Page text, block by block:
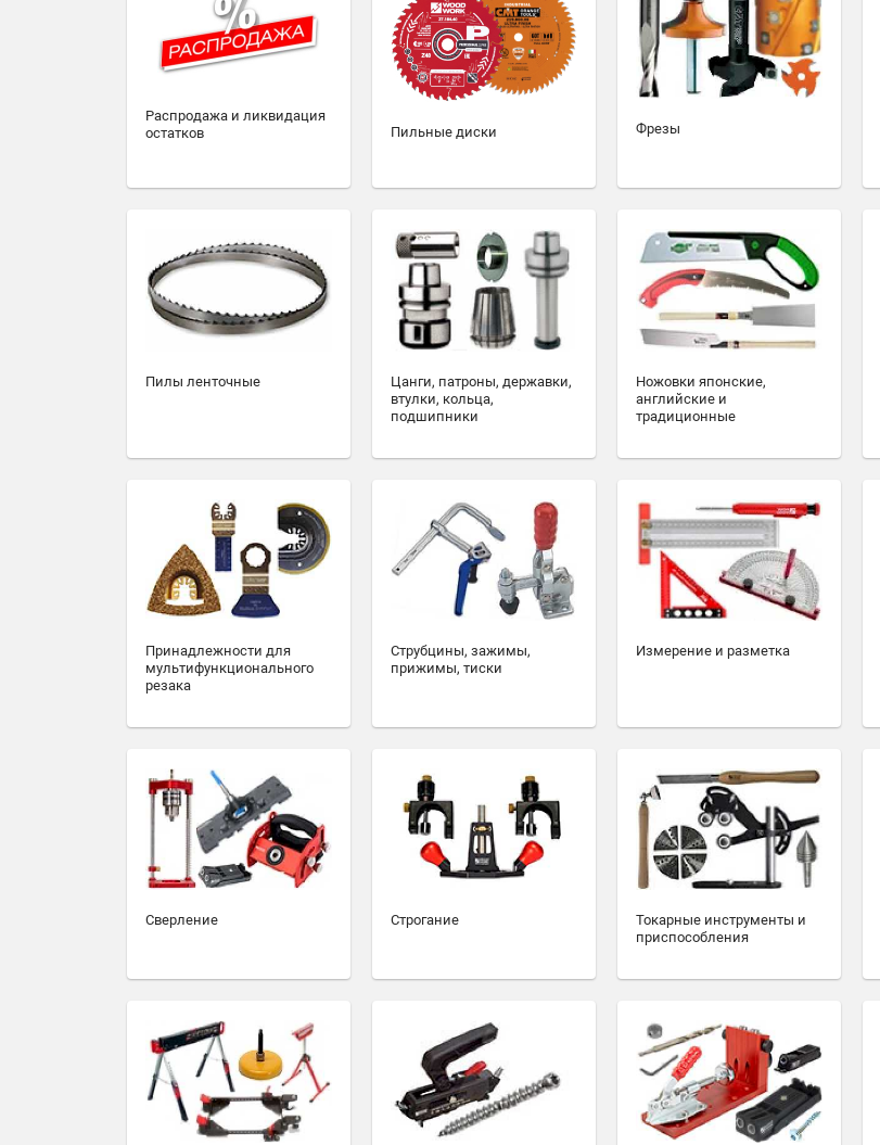
Распродажа и ликвидация
остатков
Пильные диски Фрезы
Пилы ленточные
Цанги, патроны, державки,
втулки, кольца,
подшипники
Ножовки японские,
английские и
традиционные
Принадлежности для
мультифункционального
резака
Струбцины, зажимы,
прижимы, тиски
Измерение и разметка
Сверление Строгание
Токарные инструменты и
приспособления